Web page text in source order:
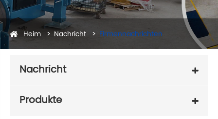
Heim Nachricht Firmennachrichten
Nachricht
Produkte